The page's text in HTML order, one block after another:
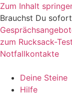
Zum Inhalt
Brauchst Du
zum Rucksack-Test
Notfallkontakte
Deine Steine
Hilfe